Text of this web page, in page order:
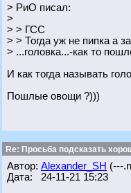
> РиО писал:
>
> > ГСС
> > Тогда уж не пипка а
> ...головка...-как то
И как тогда называть
Пошлые овощи ?)))
Re: Просьба подсказать
Автор: Alexander_SH (---
Дата: 24-11-21 15:23